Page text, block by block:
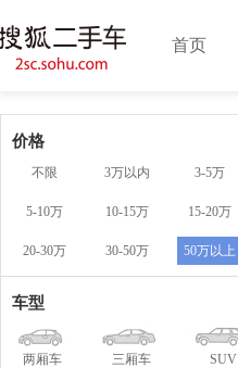
首页
价格
不限 3万以内 3-5万
5-10万 10-15万 15-20万
20-30万 30-50万 50万以上
车型
两厢车 三厢车 SUV